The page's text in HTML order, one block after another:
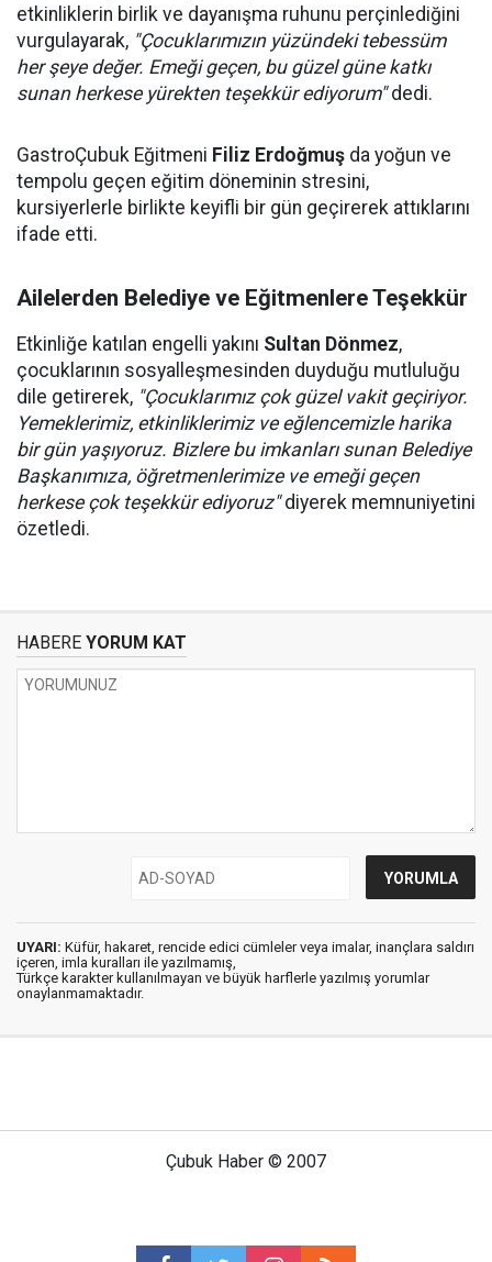
etkinliklerin birlik ve dayanışma ruhunu perçinlediğini
vurgulayarak, "Çocuklarımızın yüzündeki tebessüm
her şeye değer. Emeği geçen, bu güzel güne katkı
sunan herkese yürekten teşekkür ediyorum"dedi.
GastroÇubuk Eğitmeni Filiz Erdoğmuş da yoğun ve
tempolu geçen eğitim döneminin stresini,
kursiyerlerle birlikte keyifli bir gün geçirerek attıklarını
ifade etti.
Ailelerden Belediye ve Eğitmenlere Teşekkür
Etkinliğe katılan engelli yakını Sultan Dönmez,
çocuklarının sosyalleşmesinden duyduğu mutluluğu
dile getirerek, "Çocuklarımız çok güzel vakit geçiriyor.
Yemeklerimiz, etkinliklerimiz ve eğlencemizle harika
bir gün yaşıyoruz. Bizlere bu imkanları sunan Belediye
Başkanımıza, öğretmenlerimize ve emeği geçen
herkese çok teşekkür ediyoruz"diyerek memnuniyetini
özetledi.
HABERE YORUM KAT
UYARI: Küfür, hakaret, rencide edici cümleler veya imalar, inançlara saldırı
içeren, imla kuralları ile yazılmamış,
Türkçe karakter kullanılmayan ve büyük harflerle yazılmış yorumlar
onaylanmamaktadır.
Çubuk Haber © 2007